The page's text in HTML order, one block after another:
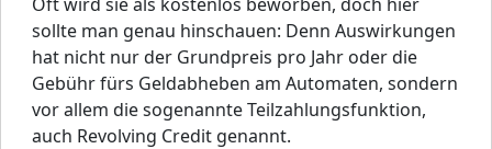
sollte man genau hinschauen: Denn Auswirkungen
hat nicht nur der Grundpreis pro Jahr oder die
Gebühr fürs Geldabheben am Automaten, sondern
vor allem die sogenannte Teilzahlungsfunktion,
auch Revolving Credit genannt.